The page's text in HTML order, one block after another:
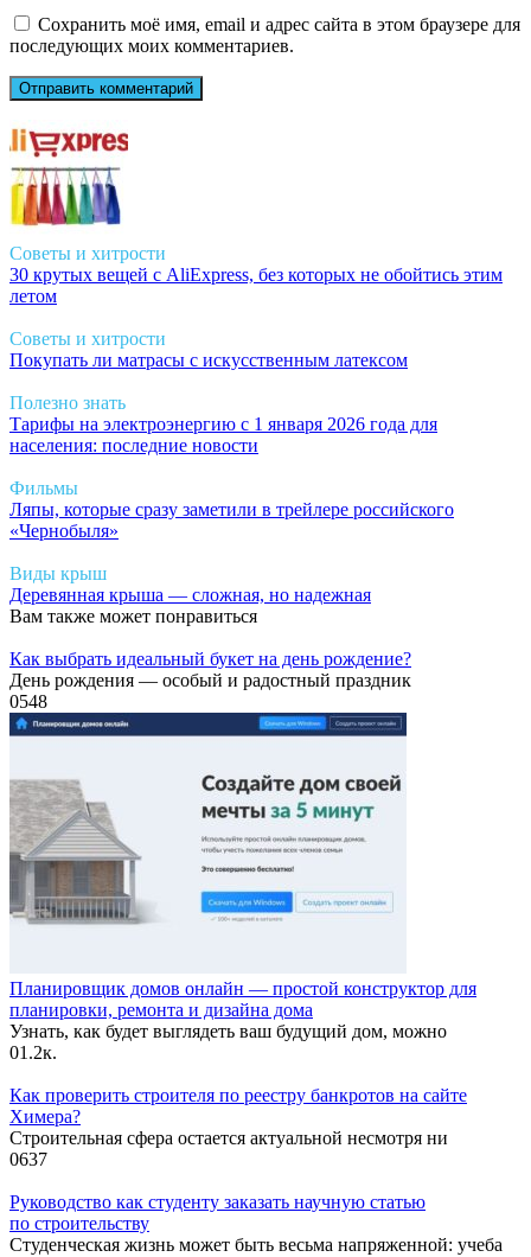
Сохранить моё имя, email и адрес сайта в этом браузере для
последующих моих комментариев.
Советы и хитрости
30 крутых вещей с AliExpress, без которых не обойтись этим
летом
Советы и хитрости
Покупать ли матрасы с искусственным латексом
Полезно знать
Тарифы на электроэнергию с 1 января 2026 года для
населения: последние новости
Фильмы
Ляпы, которые сразу заметили в трейлере российского
«Чернобыля»
Виды крыш
Деревянная крыша — сложная, но надежная
Вам также может понравиться
Как выбрать идеальный букет на день рождение?
День рождения — особый и радостный праздник
0548
Планировщик домов онлайн — простой конструктор для
планировки, ремонта и дизайна дома
Узнать, как будет выглядеть ваш будущий дом, можно
01.2к.
Как проверить строителя по реестру банкротов на сайте
Химера?
Строительная сфера остается актуальной несмотря ни
0637
Руководство как студенту заказать научную статью
по строительству
Студенческая жизнь может быть весьма напряженной: учеба